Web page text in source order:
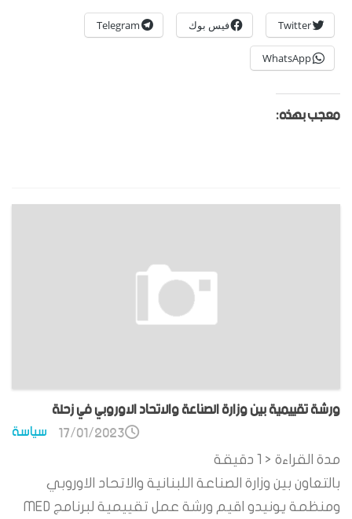
Twitter فيس بوك Telegram
WhatsApp
معجب بهذه:
ورشة تقييمية بين وزارة الصناعة والاتحاد الاوروبي في زحلة
سياسة 17/01/2023
مدة القراءة < 1
دقيقة
بالتعاون بين وزارة الصناعة اللبنانية والاتحاد الاوروبي
ومنظمة يونيدو اقيم ورشة عمل تقييمية لبرنامج MED